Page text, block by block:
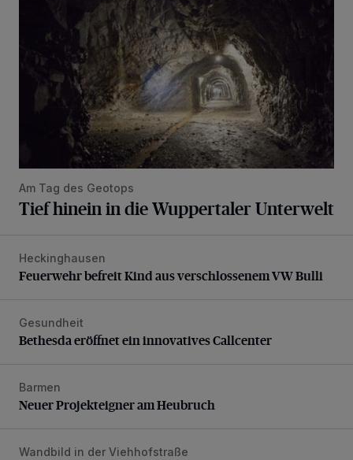
Am Tag des Geotops
Tief hinein in die Wuppertaler Unterwelt
Feuerwehr befreit Kind aus verschlossenem VW Bulli
Heckinghausen
Feuerwehr befreit Kind aus verschlossenem VW Bulli
Bethesda eröffnet ein innovatives Callcenter
Gesundheit
Bethesda eröffnet ein innovatives Callcenter
Neuer Projekteigner am Heubruch
Barmen
Neuer Projekteigner am Heubruch
Der neue Türsteher der Südstadt braucht Unterstützung
Wandbild in der Viehhofstraße